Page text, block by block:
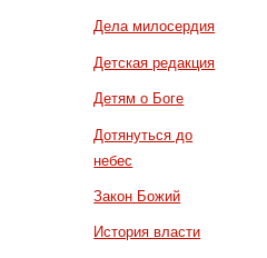
Дела милосердия
Детская редакция
Детям о Боге
Дотянуться до
небес
Закон Божий
История власти